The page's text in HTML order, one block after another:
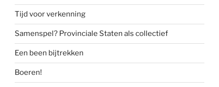
Tijd voor verkenning
Samenspel? Provinciale Staten als collectief
Een been bijtrekken
Boeren!